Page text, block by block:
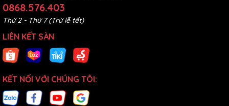
0868.576.403
Thứ 2 - Thứ 7 (Trừ lễ tết)
LIÊN KẾT SÀN
KẾT NỐI VỚI CHÚNG TÔI: